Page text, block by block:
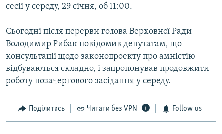
сесії у середу, 29 січня, об 11:00.
Сьогодні після перерви голова Верховної Ради
Володимир Рибак повідомив депутатам, що
консультації щодо законопроекту про амністію
відбуваються складно, і запропонував продовжити
роботу позачергового засідання у середу.
Поділитись Читати без VPN Follow us